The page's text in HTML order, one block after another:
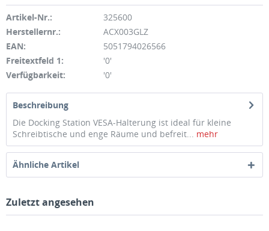
Artikel-Nr.:
325600
Herstellernr.:
ACX003GLZ
EAN:
5051794026566
Freitextfeld 1:
'0'
Verfügbarkeit:
'0'
Beschreibung
Die Docking Station VESA-Halterung ist ideal für kleine
Schreibtische und enge Räume und befreit... mehr
Ähnliche Artikel
Zuletzt angesehen